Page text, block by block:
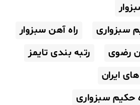
سبزواری
راه آهن سبزوار
رضوی
رتبه بندی تایمز
ایران
حکیم سبزواری